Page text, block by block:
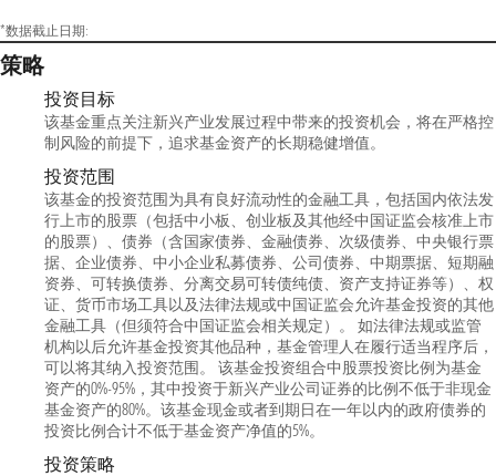
*数据截止日期:
策略
投资目标
该基金重点关注新兴产业发展过程中带来的投资机会，将在严格控
制风险的前提下，追求基金资产的长期稳健增值。
投资范围
该基金的投资范围为具有良好流动性的金融工具，包括国内依法发
行上市的股票（包括中小板、创业板及其他经中国证监会核准上市
的股票）、债券（含国家债券、金融债券、次级债券、中央银行票
据、企业债券、中小企业私募债券、公司债券、中期票据、短期融
资券、可转换债券、分离交易可转债纯债、资产支持证券等）、权
证、货币市场工具以及法律法规或中国证监会允许基金投资的其他
金融工具（但须符合中国证监会相关规定）。 如法律法规或监管
机构以后允许基金投资其他品种，基金管理人在履行适当程序后，
可以将其纳入投资范围。 该基金投资组合中股票投资比例为基金
资产的0%-95%，其中投资于新兴产业公司证券的比例不低于非现金
基金资产的80%。该基金现金或者到期日在一年以内的政府债券的
投资比例合计不低于基金资产净值的5%。
投资策略